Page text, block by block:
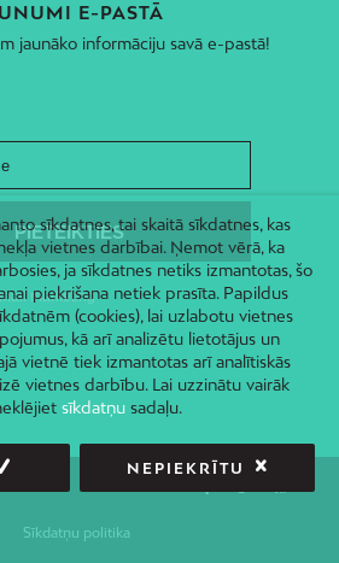
E-PASTĀ
jaunāko informāciju savā e-pastā!
Sīkdatņu politika
sīkdatnes, tai skaitā sīkdatnes, kas
vietnes darbībai. Ņemot vērā, ka
ja sīkdatnes netiks izmantotas, šo
piekrišana netiek prasīta. Papildus
(cookies), lai uzlabotu vietnes
kā arī analizētu lietotājus un
vietnē tiek izmantotas arī analītiskās
vietnes darbību. Lai uzzinātu vairāk
sīkdatņusadaļu.
NEPIEKRĪTU